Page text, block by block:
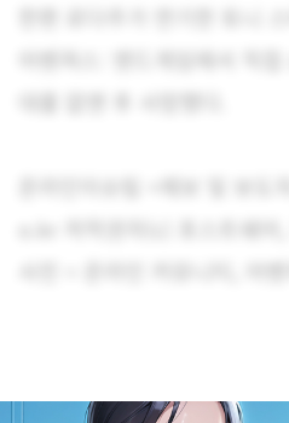
한편 로다주가 연기한 토니
어벤져스: 엔드게임에서 직
대를 없앤 후 사망했다.
온라인이슈팀 <제보 및 보
o.kr 저작권자(c) 포스트쉐어